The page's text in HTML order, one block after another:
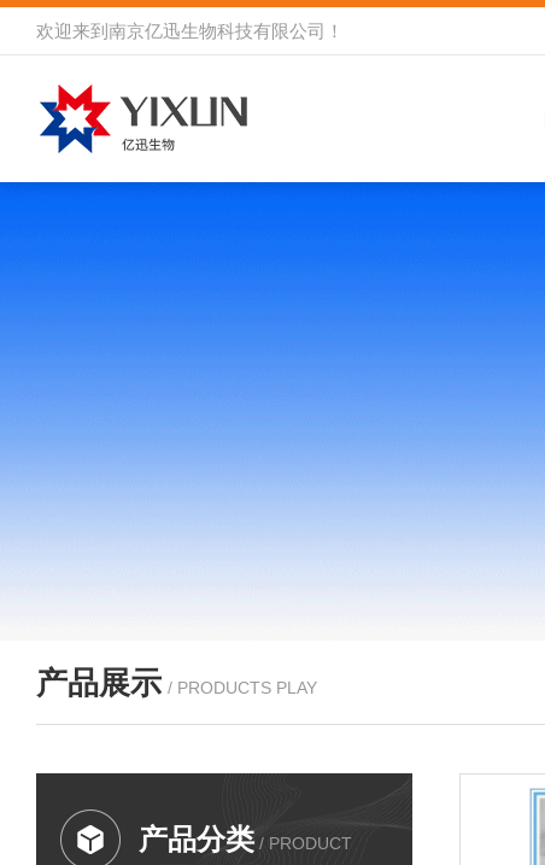
欢迎来到 南京亿迅生物科技有限公司 ！
产品展示 / PRODUCTS PLAY
产品分类 / PRODUCT